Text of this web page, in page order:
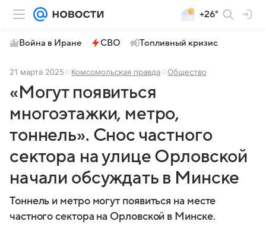
+26°
Война в Иране СВО Топливный кризис
21 марта 2025 Комсомольская правда Общество
«Могут появиться
многоэтажки, метро,
тоннель». Снос частного
сектора на улице Орловской
начали обсуждать в Минске
Тоннель и метро могут появиться на месте
частного сектора на Орловской в Минске.